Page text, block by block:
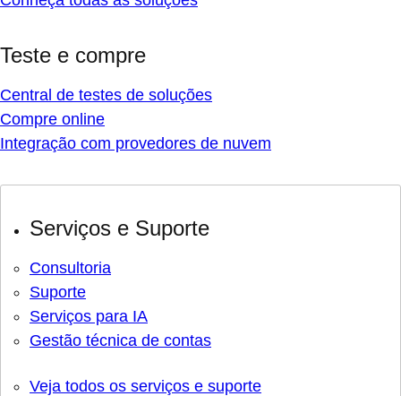
Teste e compre
Central de testes de soluções
Compre online
Integração com provedores de nuvem
Serviços e Suporte
Consultoria
Suporte
Serviços para IA
Gestão técnica de contas
Veja todos os serviços e suporte